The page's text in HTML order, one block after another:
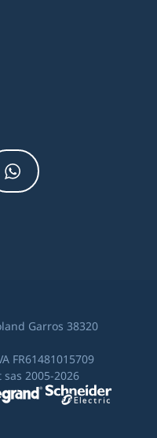
Garros 38320
FR61481015709
2005-2026